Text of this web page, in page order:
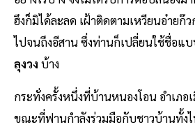
ฮึงก็มิได้ละลด เฝ้าติดตามเหวียนอ๋ายก๊
ไปจนถึงอีสาน ซึ่งท่านก็เปลี่ยนใช้ชื่อแ
ลุงวง บ้าง
กระทั่งครั้งหนึ่งที่บ้านหนองโอน อำเภอ
ขณะที่ฟานกำลังร่วมมือกับชาวบ้านทั้ง